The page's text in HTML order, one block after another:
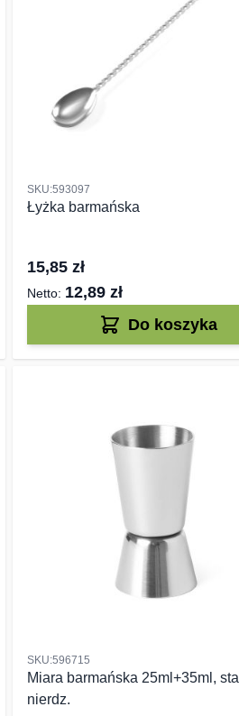
SKU:593097
Łyżka barmańska
15,85 zł
12,89 zł
Do koszyka
SKU:596715
Miara barmańska 25ml+35ml, stal
nierdz.